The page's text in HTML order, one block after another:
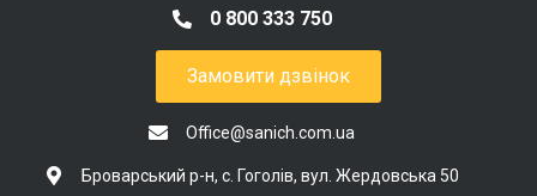
0 800 333 750
Замовити дзвінок
Office@sanich.com.ua
Броварський р-н, с. Гоголів, вул. Жердовська 50